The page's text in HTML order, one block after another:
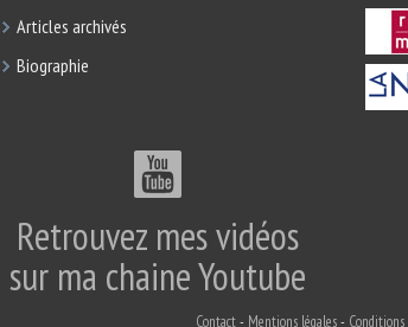
Articles archivés
Biographie
Retrouvez mes vidéos
sur ma chaine Youtube
Contact Mentions légales